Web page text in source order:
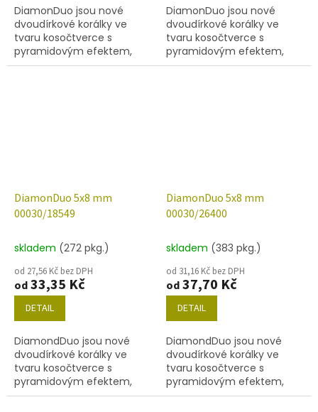
DiamonDuo jsou nové
dvoudírkové korálky ve
tvaru kosočtverce s
pyramidovým efektem,
velikost 5x8 mm, obsah
DiamonDuo jsou nové
dvoudírkové korálky ve
tvaru kosočtverce s
pyramidovým efektem,
velikost 5x8 mm, obsah
DiamonDuo 5x8 mm
00030/18549
skladem (272 pkg.)
od 27,56 Kč bez DPH
od33,35 Kč
DETAIL
DiamondDuo jsou nové
dvoudírkové korálky ve
tvaru kosočtverce s
pyramidovým efektem,
velikost 5x8 mm, obsah
DiamonDuo 5x8 mm
00030/26400
skladem (383 pkg.)
od 31,16 Kč bez DPH
od37,70 Kč
DETAIL
DiamondDuo jsou nové
dvoudírkové korálky ve
tvaru kosočtverce s
pyramidovým efektem,
velikost 5x8 mm, obsah